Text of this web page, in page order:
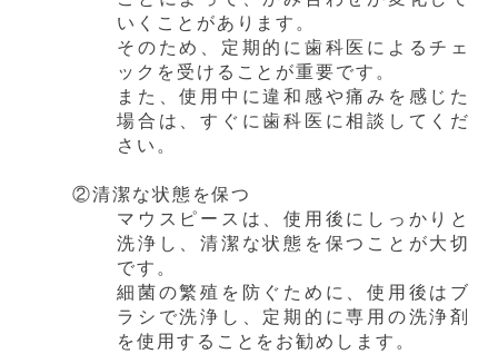
いくことがあります。
そのため、定期的に歯科医によるチェ
ックを受けることが重要です。
また、使用中に違和感や痛みを感じた
場合は、すぐに歯科医に相談してくだ
さい。
②清潔な状態を保つ
マウスピースは、使用後にしっかりと
洗浄し、清潔な状態を保つことが大切
です。
細菌の繁殖を防ぐために、使用後はブ
ラシで洗浄し、定期的に専用の洗浄剤
を使用することをお勧めします。